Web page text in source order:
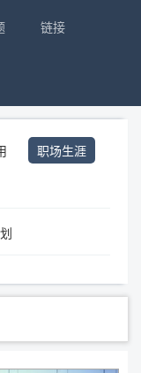
链接
职场生涯